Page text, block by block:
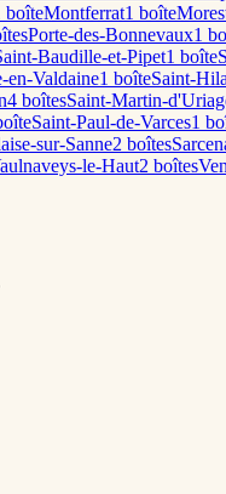
boîteMontferrat1 boîte
sPorte-des-Bonnevaux1
Baudille-et-Pipet1 boîte
en-Valdaine1 boîteSaint-
4 boîtesSaint-Martin-
Saint-Paul-de-Varces1
sur-Sanne2 boîtes
le-Haut2 boîtes